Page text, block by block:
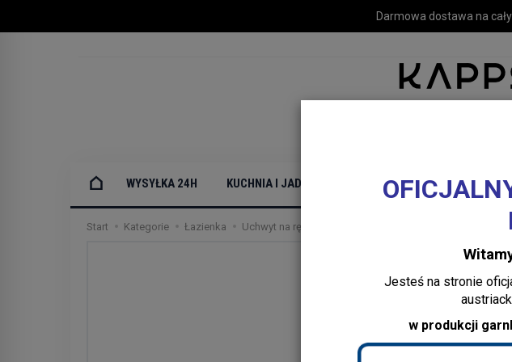
Darmowa dostawa na
Jesteś na stronie
w produkcji
WYSYŁKA 24H KUCHNIA I JADALNIA MEBLE LUSTRA I
Start Kategorie Łazienka Uchwyt na ręczniki kuchenne, papier wzór Słoń Nordal